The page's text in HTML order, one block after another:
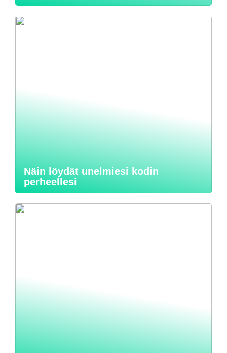
Näin löydät unelmiesi kodin
perheellesi